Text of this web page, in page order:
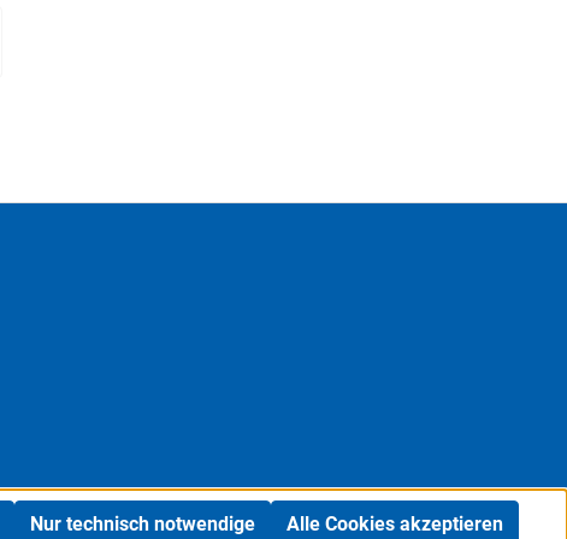
Nur technisch notwendige Alle Cookies akzeptieren